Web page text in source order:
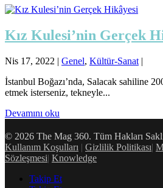
Kız Kulesi’nin Gerçek
Nis 17, 2022 | Genel, Kültür-Sanat |
İstanbul Boğazı’nda, Salacak sahiline
etmek isterseniz, tekneyle...
Devamını oku
© 2026 The Mag 360. Tüm Hakları
Kullanım Koşulları | Gizlilik Politikası|
Sözleşmesi| Knowledge
Takip Et